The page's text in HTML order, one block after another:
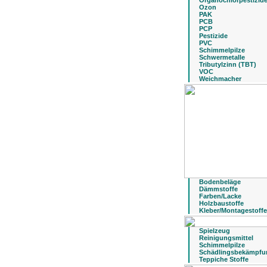
Ozon
PAK
PCB
PCP
Pestizide
PVC
Schimmelpilze
Schwermetalle
Tributylzinn (TBT)
VOC
Weichmacher
Bodenbeläge
Dämmstoffe
Farben/Lacke
Holzbaustoffe
Kleber/Montagestoffe
Spielzeug
Reinigungsmittel
Schimmelpilze
Teppiche Stoffe